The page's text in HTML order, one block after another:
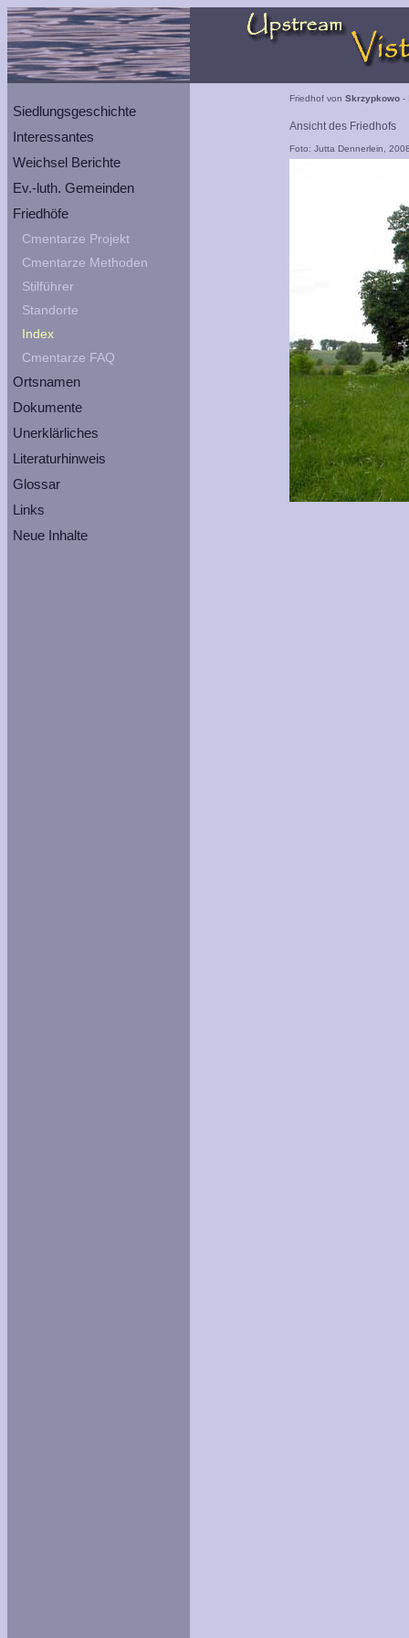
Siedlungsgeschichte
Interessantes
Weichsel Berichte
Ev.-luth. Gemeinden
Friedhöfe
Cmentarze Projekt
Cmentarze Methoden
Stilführer
Standorte
Index
Cmentarze FAQ
Ortsnamen
Dokumente
Unerklärliches
Literaturhinweis
Glossar
Links
Neue Inhalte
Friedhof von Skrzypkowo -
Ansicht des Friedhofs
Foto: Jutta Dennerlein,